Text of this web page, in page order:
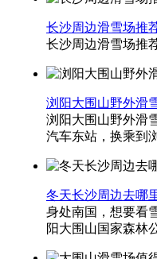
长沙周边滑雪场推
长沙周边滑雪场推
浏阳大围山野外滑
浏阳大围山野外滑
汽车东站，换乘到
冬天长沙周边去哪
身处南国，想要看
阳大围山国家森林